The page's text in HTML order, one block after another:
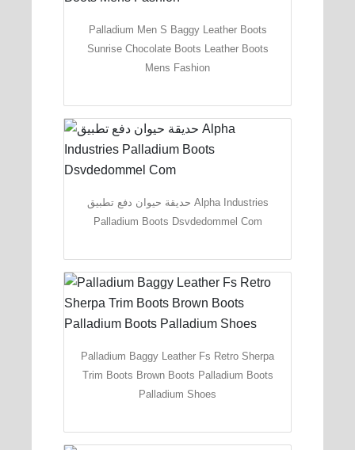
Palladium Men S Baggy Leather Boots
Sunrise Chocolate Boots Leather Boots
Mens Fashion
حديقة حيوان دفع تطبيق Alpha Industries
Palladium Boots Dsvdedommel Com
Palladium Baggy Leather Fs Retro Sherpa
Trim Boots Brown Boots Palladium Boots
Palladium Shoes